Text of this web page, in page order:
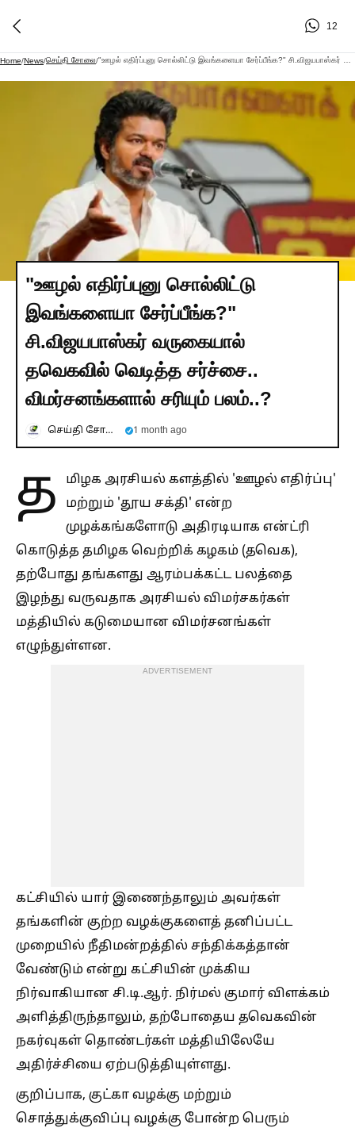
12
Home/News/செய்தி சோலை/
​"ஊழல் எதிர்ப்புனு சொல்லிட்டு
இவங்களையா சேர்ப்பீங்க?"
சி.விஜயபாஸ்கர் வருகையால்
தவெகவில் வெடித்த சர்ச்சை..
விமர்சனங்களால் சரியும் பலம்..?
செய்தி சோலை 1 month ago
த
மிழக அரசியல் களத்தில் 'ஊழல் எதிர்ப்பு'
மற்றும் 'தூய சக்தி' என்ற
முழக்கங்களோடு அதிரடியாக என்ட்ரி
கொடுத்த தமிழக வெற்றிக் கழகம் (தவெக),
தற்போது தங்களது ஆரம்பக்கட்ட பலத்தை
இழந்து வருவதாக அரசியல் விமர்சகர்கள்
மத்தியில் கடுமையான விமர்சனங்கள்
எழுந்துள்ளன.
ADVERTISEMENT
கட்சியில் யார் இணைந்தாலும் அவர்கள்
தங்களின் குற்ற வழக்குகளைத் தனிப்பட்ட
முறையில் நீதிமன்றத்தில் சந்திக்கத்தான்
வேண்டும் என்று கட்சியின் முக்கிய
நிர்வாகியான சி.டி.ஆர். நிர்மல் குமார் விளக்கம்
அளித்திருந்தாலும், தற்போதைய தவெகவின்
நகர்வுகள் தொண்டர்கள் மத்தியிலேயே
அதிர்ச்சியை ஏற்படுத்தியுள்ளது.
குறிப்பாக, குட்கா வழக்கு மற்றும்
சொத்துக்குவிப்பு வழக்கு போன்ற பெரும்